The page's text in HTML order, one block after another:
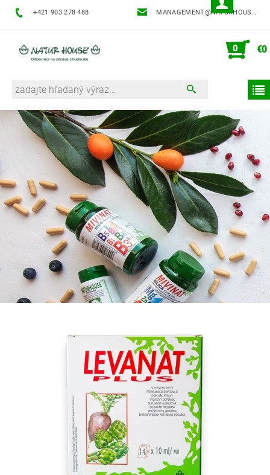
+421 903 278 488 MANAGEMENT@NATURHOUSE.SK
0 €0